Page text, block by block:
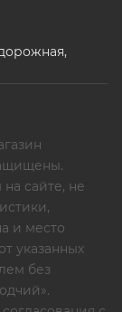
сайте, не
и место
указанных
без